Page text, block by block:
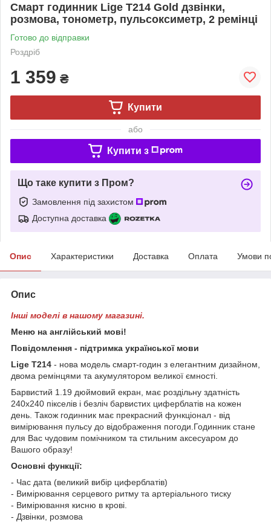
Смарт годинник Lige T214 Gold дзвінки,
розмова, тонометр, пульсоксиметр, 2 ремінці
Готово до відправки
Роздріб
1 359 ₴
Купити
або
Купити з
Що таке купити з Пром?
Замовлення під захистом
Доступна доставка
Опис Характеристики Доставка Оплата Умови
Опис
Інші моделі в нашому магазині.
Меню на англійський мові!
Повідомлення - підтримка української мови
Lige T214 - нова модель смарт-годин з елегантним дизайном,
двома ремінцями та акумулятором великої ємності.
Барвистий 1.19 дюймовий екран, має роздільну здатність
240х240 пікселів і безліч барвистих циферблатів на кожен
день. Також годинник має прекрасний функціонал - від
вимірювання пульсу до відображення погоди.Годинник стане
для Вас чудовим помічником та стильним аксесуаром до
Вашого образу!
Основні функції:
- Час дата (великий вибір циферблатів)
- Вимірювання серцевого ритму та артеріального тиску
- Вимірювання кисню в крові.
- Дзвінки, розмова